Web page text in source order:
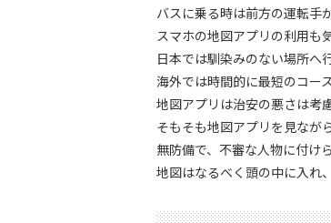
バスに乗る時は前方の運転手
スマホの地図アプリの利用も
日本では馴染みのない場所へ
海外では時間的に最短のコー
地図アプリは治安の悪さは考
そもそも地図アプリを見なが
無防備で、不審な人物に付け
地図はなるべく頭の中に入れ